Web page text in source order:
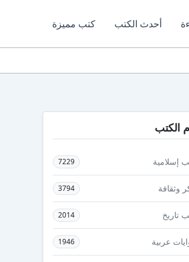
أحدث الكتب كتب مميزة
الكتب
إسلامية 7229
وثقافة 3794
تاريخ 2014
عربية 1946